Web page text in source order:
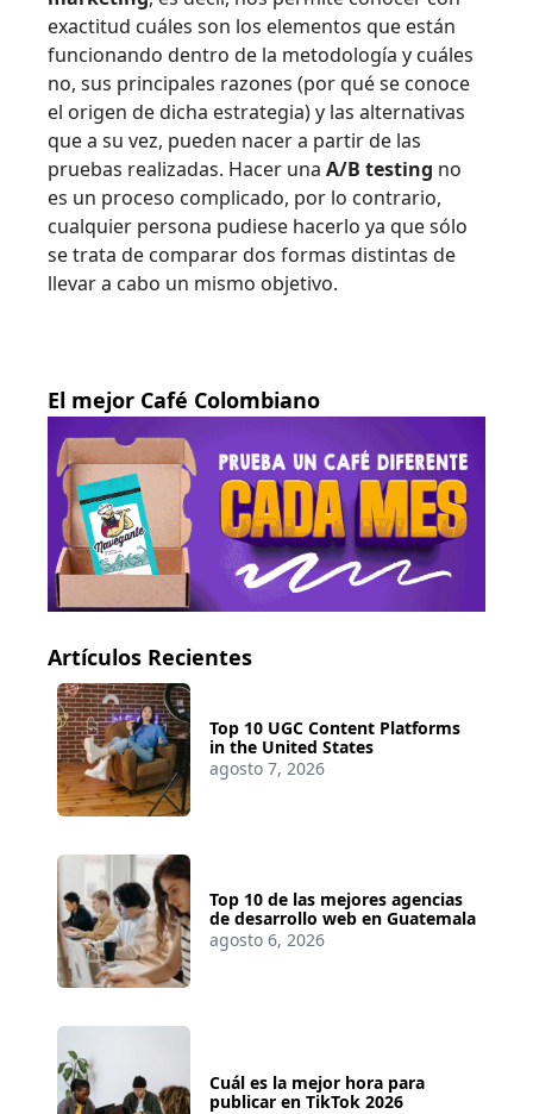
exactitud cuáles son los elementos que están
funcionando dentro de la metodología y cuáles
no, sus principales razones (por qué se conoce
el origen de dicha estrategia) y las alternativas
que a su vez, pueden nacer a partir de las
pruebas realizadas. Hacer una A/B testing no
es un proceso complicado, por lo contrario,
cualquier persona pudiese hacerlo ya que sólo
se trata de comparar dos formas distintas de
llevar a cabo un mismo objetivo.
El mejor Café Colombiano
Artículos Recientes
Top 10 UGC Content Platforms
in the United States
agosto 7, 2026
Top 10 de las mejores agencias
de desarrollo web en Guatemala
agosto 6, 2026
Cuál es la mejor hora para
publicar en TikTok 2026